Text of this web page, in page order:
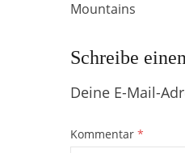
Schreibe
Deine E-Mail-
Kommentar *